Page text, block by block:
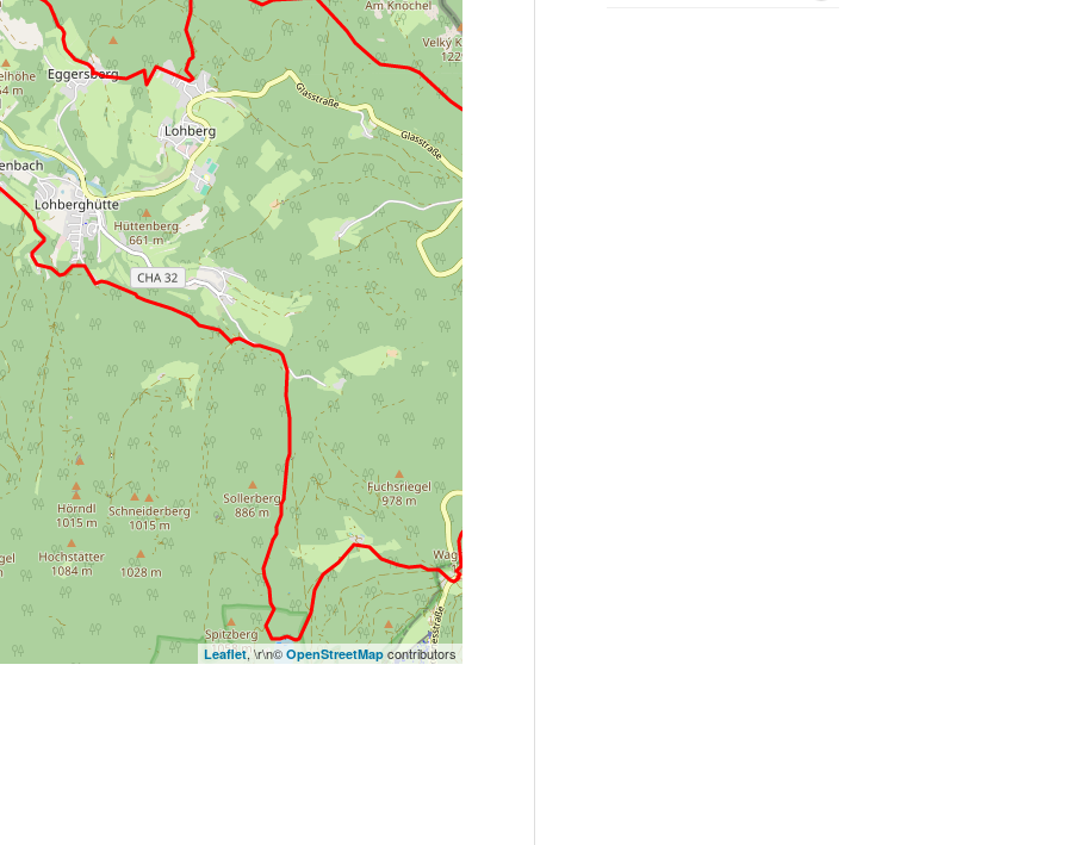
Leaflet, \r\n©OpenStreetMap contributors